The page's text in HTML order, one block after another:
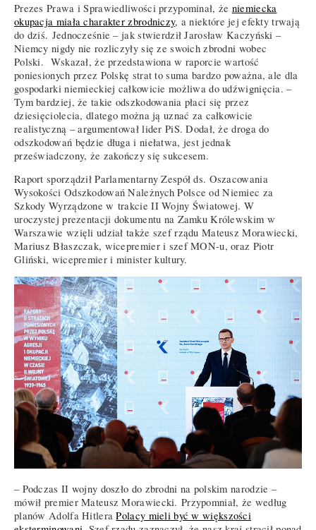
Prezes Prawa i Sprawiedliwości przypominał, że niemiecka
okupacja miała charakter zbrodniczy, a niektóre jej efekty trwają
do dziś. Jednocześnie – jak stwierdził Jarosław Kaczyński –
Niemcy nigdy nie rozliczyły się ze swoich zbrodni wobec
Polski. Wskazał, że przedstawiona w raporcie wartość
poniesionych przez Polskę strat to suma bardzo poważna, ale dla
gospodarki niemieckiej całkowicie możliwa do udźwignięcia. –
Tym bardziej, że takie odszkodowania płaci się przez
dziesięciolecia, dlatego można ją uznać za całkowicie
realistyczną – argumentował lider PiS. Dodał, że droga do
odszkodowań będzie długa i niełatwa, jest jednak
przeświadczony, że zakończy się sukcesem.
Raport sporządził Parlamentarny Zespół ds. Oszacowania
Wysokości Odszkodowań Należnych Polsce od Niemiec za
Szkody Wyrządzone w trakcie II Wojny Światowej. W
uroczystej prezentacji dokumentu na Zamku Królewskim w
Warszawie wzięli udział także szef rządu Mateusz Morawiecki,
Mariusz Błaszczak, wicepremier i szef MON-u, oraz Piotr
Gliński, wicepremier i minister kultury.
– Podczas II wojny doszło do zbrodni na polskim narodzie –
mówił premier Mateusz Morawiecki. Przypomniał, że według
planów Adolfa HitleraPolacy mieli być w większości